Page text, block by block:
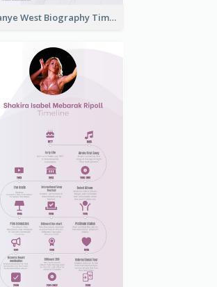
Kanye West Biography Timeline